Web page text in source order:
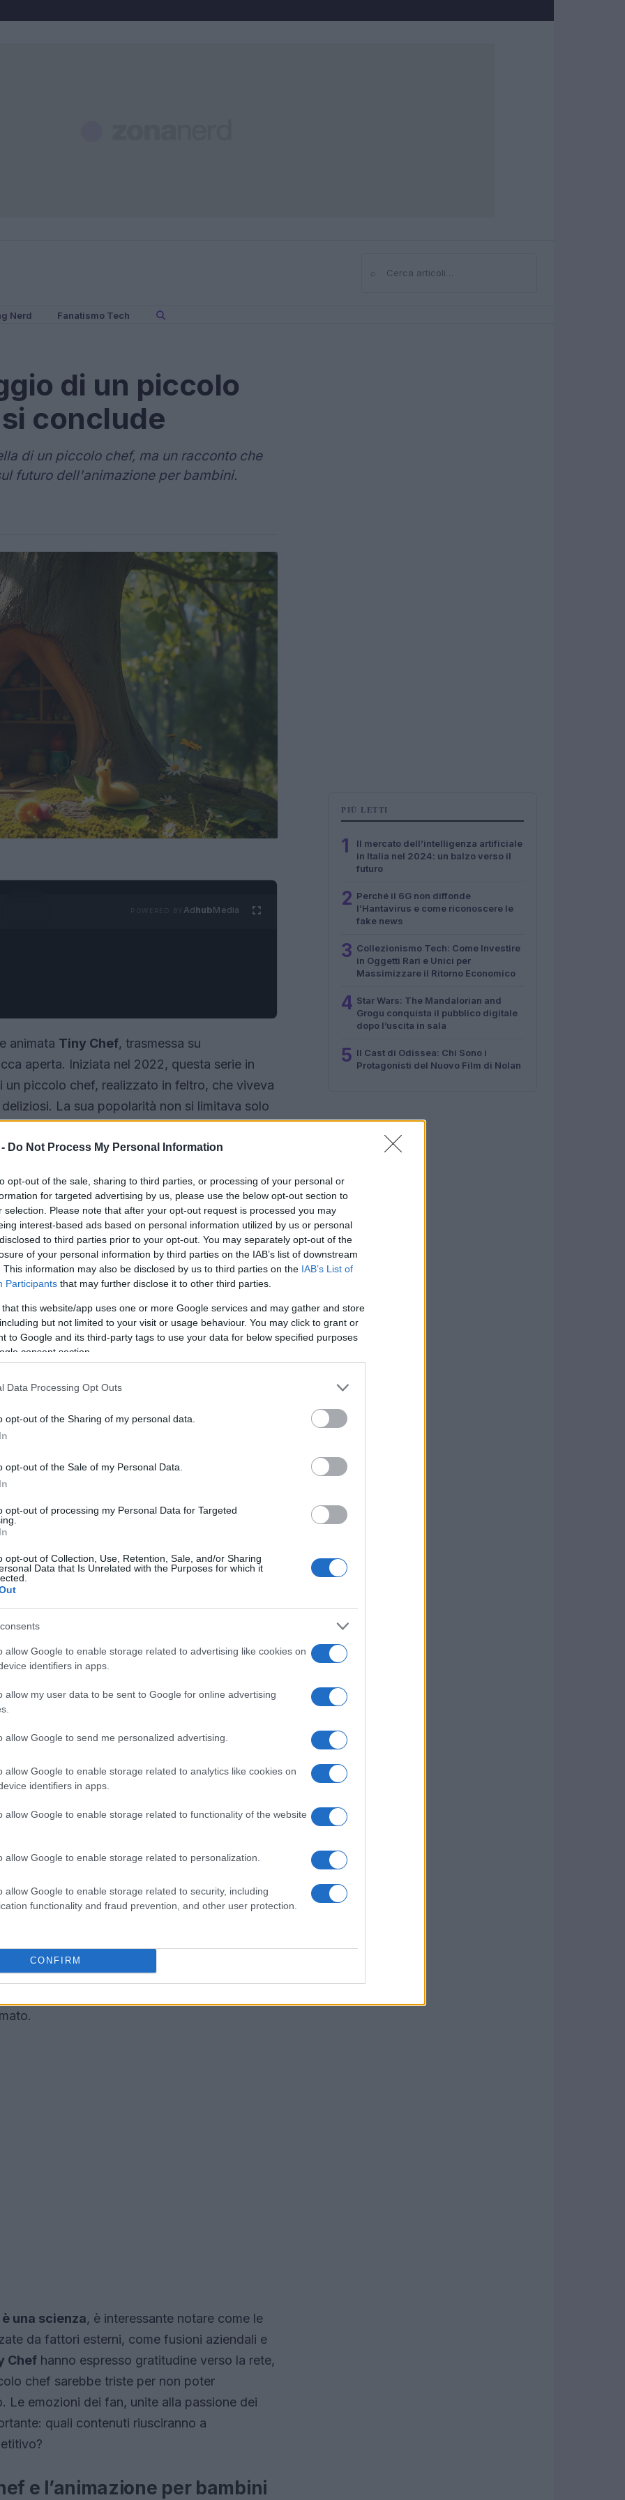
Do Not Process My Personal Information
opt-out of the sale, sharing to third parties, or processing of your personal or
for targeted advertising by us, please use the below opt-out section to
selection. Please note that after your opt-out request is processed you may
interest-based ads based on personal information utilized by us or personal
to third parties prior to your opt-out. You may separately opt-out of the
of your personal information by third parties on the IAB’s list of downstream
This information may also be disclosed by us to third parties on the IAB’s List of
Participants that may further disclose it to other third parties.
that this website/app uses one or more Google services and may gather and store
but not limited to your visit or usage behaviour. You may click to grant or
to Google and its third-party tags to use your data for below specified purposes
consent section.
Data Processing Opt Outs
opt-out of the Sharing of my personal data.
opt-out of the Sale of my Personal Data.
opt-out of processing my Personal Data for Targeted
opt-out of Collection, Use, Retention, Sale, and/or Sharing
Data that Is Unrelated with the Purposes for which it
allow Google to enable storage related to advertising like cookies on
identifiers in apps.
allow my user data to be sent to Google for online advertising
allow Google to send me personalized advertising.
allow Google to enable storage related to analytics like cookies on
identifiers in apps.
allow Google to enable storage related to functionality of the website
allow Google to enable storage related to personalization.
allow Google to enable storage related to security, including
functionality and fraud prevention, and other user protection.
CONFIRM
⌕Cerca
Nerd Fanatismo Tech
di un piccolo
conclude
di un piccolo chef, ma un racconto che
futuro dell'animazione per bambini.
AdhubMedia
animata Tiny Chef, trasmessa su
aperta. Iniziata nel 2022, questa serie in
piccolo chef, realizzato in feltro, che viveva
La sua popolarità non si limitava solo
personaggi che lo circondavano, come il
Ruby. Dopo tre stagioni piene di creatività e
cancellata, lasciando i fan a chiedersi il
sui fan
l’attenzione del pubblico, conquistando due
guest star di tutto rispetto come
una storia interessante: il video in cui
ha superato rapidamente i 100 milioni di
dimostra quanto affetto i fan nutrono per il
in un evento virale che ha suscitato
un semplice sketch sui social media, ma è
serie di successo su Nickelodeon. Questa
fan e a riconoscimenti significativi nel
marketing e della narrazione visiva. Ma la
non solo per i suoi creatori, ma anche per il
nei suoi episodi. Ti sei mai chiesto quanto
un programma così amato finire
interrogativi sulle dinamiche interne delle
affrontano. Si sospetta che la decisione
fusione tra Skydance e Paramount, un
nel panorama televisivo. Molti fan si
siano stati sufficienti per garantire la
una scienza, è interessante notare come le
da fattori esterni, come fusioni aziendali e
Chef hanno espresso gratitudine verso la rete,
chef sarebbe triste per non poter
Le emozioni dei fan, unite alla passione dei
quali contenuti riusciranno a
e l’animazione per bambini
PIÙ LETTI
1
Il mercato dell’intelligenza artificiale
in Italia nel 2024: un balzo verso il
futuro
2 Perché il 6G non diffonde
l’Hantavirus e come riconoscere le
fake news
3 Collezionismo Tech: Come Investire
in Oggetti Rari e Unici per
Massimizzare il Ritorno Economico
4 Star Wars: The Mandalorian and
Grogu conquista il pubblico digitale
dopo l’uscita in sala
5 Il Cast di Odissea: Chi Sono i
Protagonisti del Nuovo Film di Nolan